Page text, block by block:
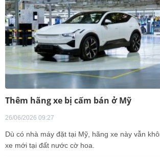
Thêm hãng xe bị cấm bán ở Mỹ
26/06/2026 09:27
Dù có nhà máy đặt tại Mỹ, hãng xe này vẫn
xe mới tại đất nước cờ hoa.